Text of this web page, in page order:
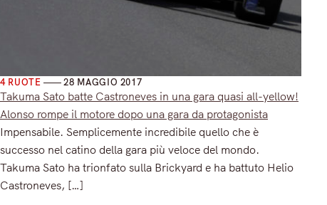
4 RUOTE 28 MAGGIO 2017
Takuma Sato batte Castroneves in una gara quasi all-yellow!
Alonso rompe il motore dopo una gara da protagonista
Impensabile. Semplicemente incredibile quello che è
successo nel catino della gara più veloce del mondo.
Takuma Sato ha trionfato sulla Brickyard e ha battuto Helio
Castroneves, […]